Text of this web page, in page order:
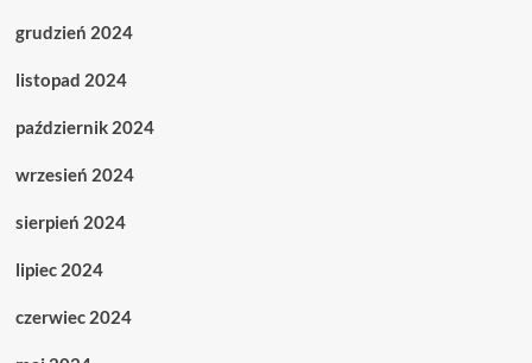
grudzień 2024
listopad 2024
październik 2024
wrzesień 2024
sierpień 2024
lipiec 2024
czerwiec 2024